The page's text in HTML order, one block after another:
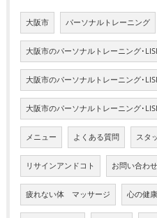
大阪市 パーソナルトレーニング
大阪市のパーソナルトレーニング･
大阪市のパーソナルトレーニング･
大阪市のパーソナルトレーニング･
メニュー よくある質問 スタ
リサインアンドコト お問い合わせ
疲れない体 マッサージ 心の健